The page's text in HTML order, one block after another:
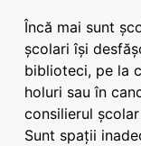
Încă mai sunt
școlari își
biblioteci, pe la
holuri sau în
consilierul
Sunt spații